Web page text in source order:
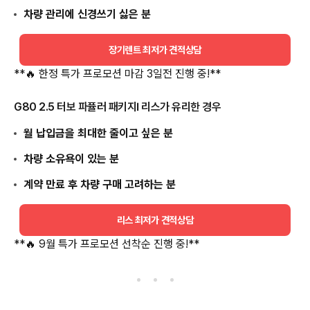
차량 관리에 신경쓰기 싫은 분
장기렌트 최저가 견적상담
**🔥 한정 특가 프로모션 마감 3일전 진행 중!**
G80 2.5 터보 파퓰러 패키지Ⅰ 리스가 유리한 경우
월 납입금을 최대한 줄이고 싶은 분
차량 소유욕이 있는 분
계약 만료 후 차량 구매 고려하는 분
리스 최저가 견적상담
**🔥 9월 특가 프로모션 선착순 진행 중!**